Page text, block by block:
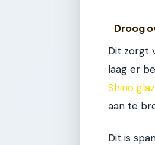
Droog
Dit zorgt
laag er
Shino
aan te
Dit is